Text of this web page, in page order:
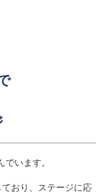
います。
おり、ステージに応